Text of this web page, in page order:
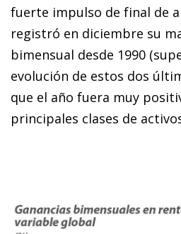
fuerte impulso de final de
registró en diciembre su
bimensual desde 1990
evolución de estos dos
que el año fuera muy
principales clases de